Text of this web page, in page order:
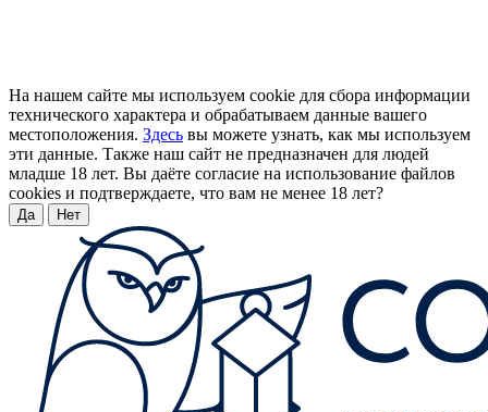
На нашем сайте мы используем cookie для сбора информации
технического характера и обрабатываем данные вашего
местоположения. Здесь вы можете узнать, как мы используем
эти данные. Также наш сайт не предназначен для людей
младше 18 лет. Вы даёте согласие на использование файлов
cookies и подтверждаете, что вам не менее 18 лет?
Да Нет